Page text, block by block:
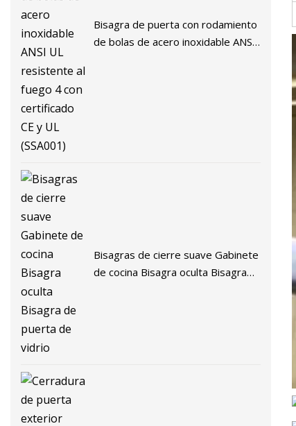
Bisagra de puerta con rodamiento
de bolas de acero inoxidable ANSI
Bisagras de cierre suave Gabinete
de cocina Bisagra oculta Bisagra